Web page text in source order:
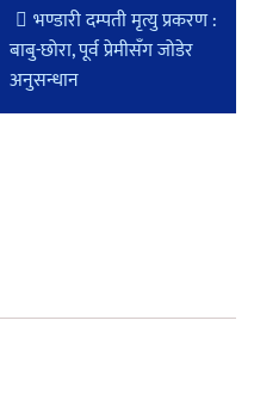
भण्डारी दम्पती मृत्यु प्रकरण :
बाबु-छोरा, पूर्व प्रेमीसँग जोडेर
अनुसन्धान